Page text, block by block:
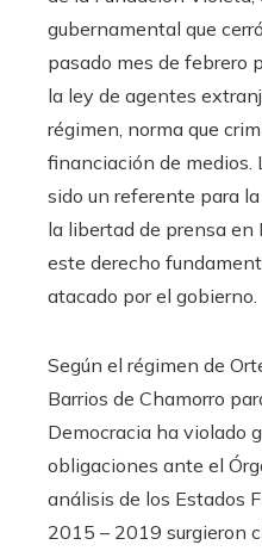
gubernamental que
pasado mes de febrero
la ley de agentes
régimen, norma que
financiación de medios.
sido un referente para
la libertad de prensa en
este derecho
atacado por el gobierno.
Según el régimen de
Barrios de Chamorro
Democracia ha violado
obligaciones ante el
análisis de los Estados
2015 – 2019 surgieron